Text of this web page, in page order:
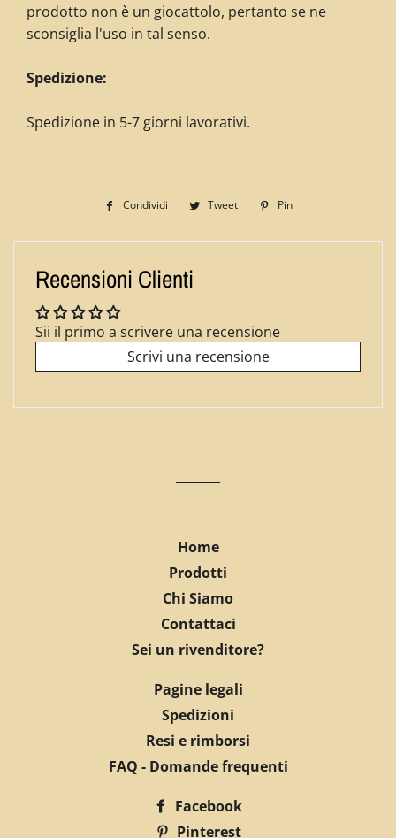
prodotto non è un giocattolo, pertanto se ne
sconsiglia l'uso in tal senso.
Spedizione:
Spedizione in 5-7 giorni lavorativi.
Condividi
Condividi
Facebook
Tweet
Twitta
Twitter
Pin
Pinterest
Recensioni Clienti
Sii il primo a scrivere una recensione
Scrivi una recensione
Home
Prodotti
Chi Siamo
Contattaci
Sei un rivenditore?
Pagine legali
Spedizioni
Resi e rimborsi
FAQ - Domande frequenti
Facebook
Pinterest